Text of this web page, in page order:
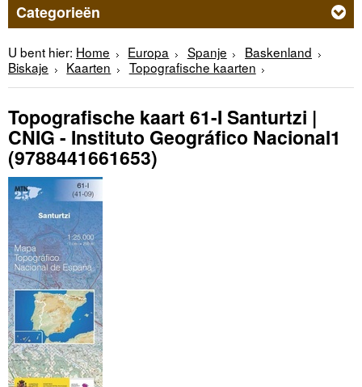
Categorieën
U bent hier: Home Europa Spanje
Baskenland
Biskaje
Kaarten Topografische kaarten
Topografische kaart 61-I Santurtzi |
CNIG - Instituto Geográfico Nacional1
(9788441661653)